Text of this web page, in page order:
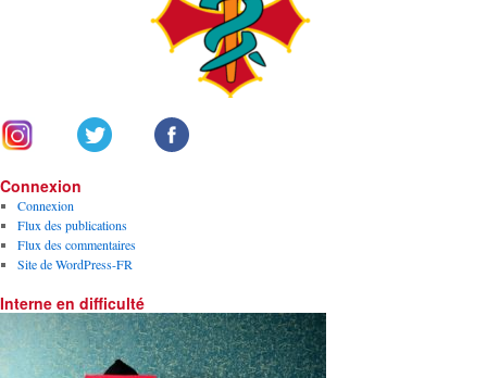
Connexion
Connexion
Flux des publications
Flux des commentaires
Site de WordPress-FR
Interne en difficulté